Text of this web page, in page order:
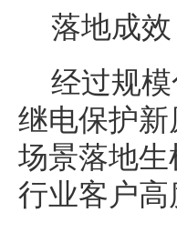
落地成
经过规
继电保护
场景落地
行业客户高